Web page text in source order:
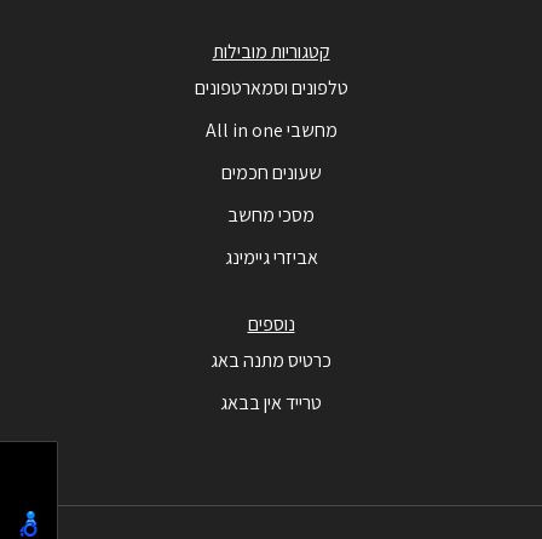
קטגוריות מובילות
טלפונים וסמארטפונים
מחשבי All in one
שעונים חכמים
מסכי מחשב
אביזרי גיימינג
נוספים
כרטיס מתנה באג
טרייד אין בבאג